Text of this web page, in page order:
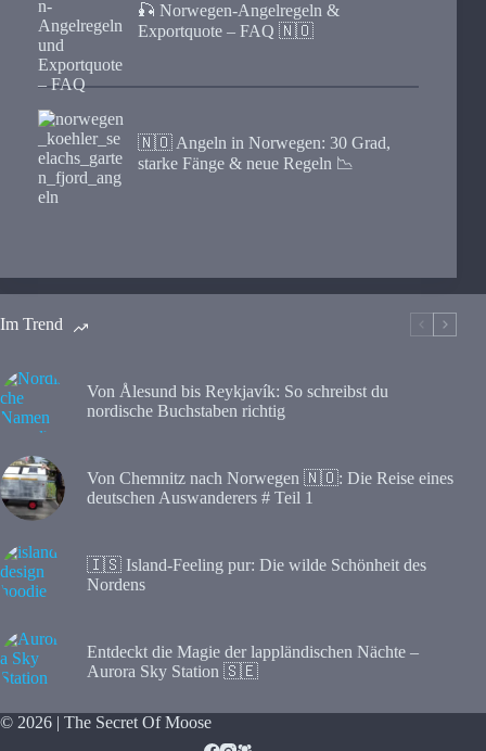
🎣 Norwegen-Angelregeln &
Exportquote – FAQ 🇳🇴
🇳🇴 Angeln in Norwegen: 30 Grad,
starke Fänge & neue Regeln 📉
Im Trend
Von Ålesund bis Reykjavík: So schreibst du
nordische Buchstaben richtig
Von Chemnitz nach Norwegen 🇳🇴: Die Reise eines
deutschen Auswanderers # Teil 1
🇮🇸 Island-Feeling pur: Die wilde Schönheit des
Nordens
Entdeckt die Magie der lappländischen Nächte –
Aurora Sky Station 🇸🇪
© 2026 | The Secret Of Moose